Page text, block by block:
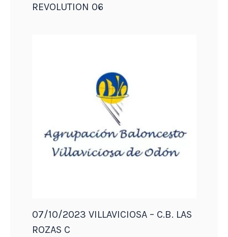
REVOLUTION 06
07/10/2023 VILLAVICIOSA – C.B. LAS
ROZAS C